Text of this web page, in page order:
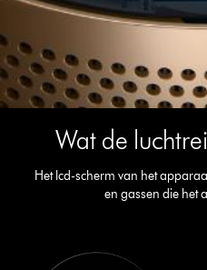
Wat de
Het lcd-scherm van het
en gassen die het